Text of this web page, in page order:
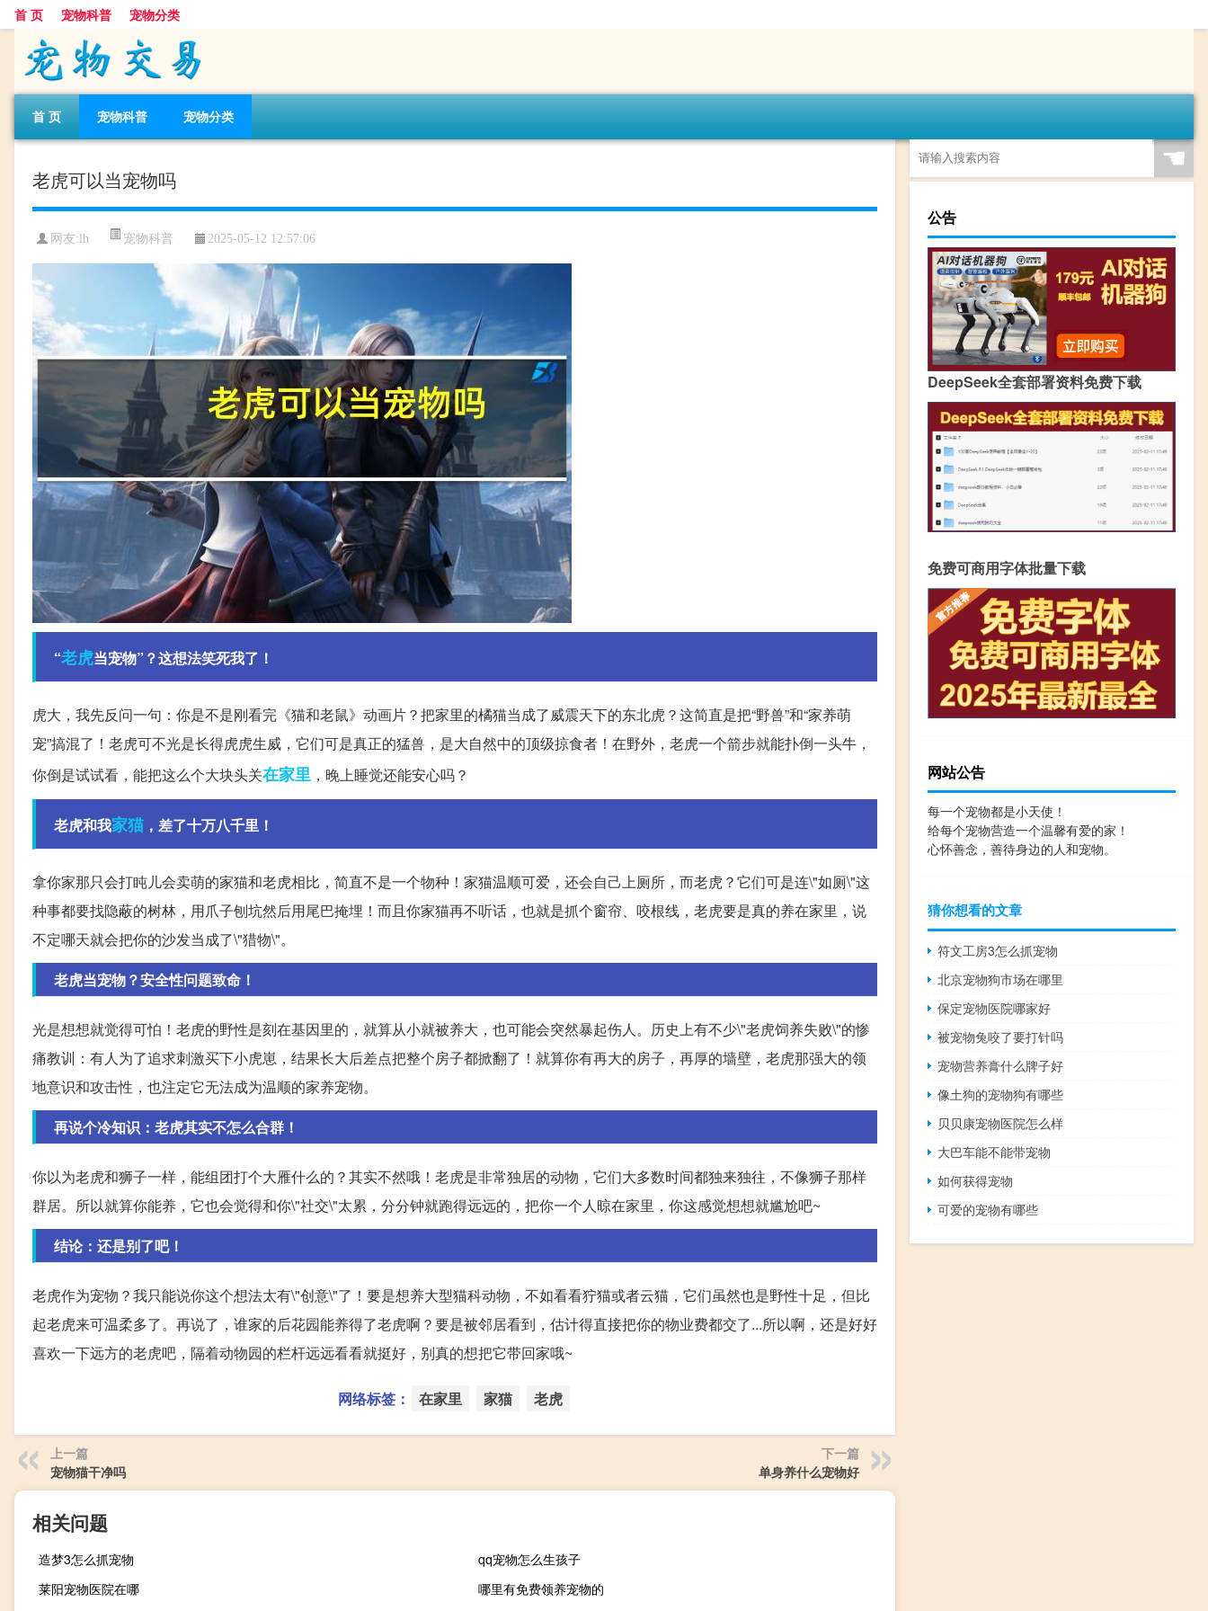
首 页 宠物科普 宠物分类
首 页 宠物科普 宠物分类
老虎可以当宠物吗
网友:lh 宠物科普 2025-05-12 12:57:06
“老虎当宠物”？这想法笑死我了！
虎大，我先反问一句：你是不是刚看完《猫和老鼠》动画片？把家里的橘猫当成了威震天下的东北虎？这简直是把“野兽”和“家养萌
宠”搞混了！老虎可不光是长得虎虎生威，它们可是真正的猛兽，是大自然中的顶级掠食者！在野外，老虎一个箭步就能扑倒一头牛，
你倒是试试看，能把这么个大块头关在家里 ，晚上睡觉还能安心吗？
老虎和我家猫 ，差了十万八千里！
拿你家那只会打盹儿会卖萌的家猫和老虎相比，简直不是一个物种！家猫温顺可爱，还会自己上厕所，而老虎？它们可是连\"如厕\"这
种事都要找隐蔽的树林，用爪子刨坑然后用尾巴掩埋！而且你家猫再不听话，也就是抓个窗帘、咬根线，老虎要是真的养在家里，说
不定哪天就会把你的沙发当成了\"猎物\"。
老虎当宠物？安全性问题致命！
光是想想就觉得可怕！老虎的野性是刻在基因里的，就算从小就被养大，也可能会突然暴起伤人。历史上有不少\"老虎饲养失败\"的惨
痛教训：有人为了追求刺激买下小虎崽，结果长大后差点把整个房子都掀翻了！就算你有再大的房子，再厚的墙壁，老虎那强大的领
地意识和攻击性，也注定它无法成为温顺的家养宠物。
再说个冷知识：老虎其实不怎么合群！
你以为老虎和狮子一样，能组团打个大雁什么的？其实不然哦！老虎是非常独居的动物，它们大多数时间都独来独往，不像狮子那样
群居。所以就算你能养，它也会觉得和你\"社交\"太累，分分钟就跑得远远的，把你一个人晾在家里，你这感觉想想就尴尬吧~
结论：还是别了吧！
老虎作为宠物？我只能说你这个想法太有\"创意\"了！要是想养大型猫科动物，不如看看狞猫或者云猫，它们虽然也是野性十足，但比
起老虎来可温柔多了。再说了，谁家的后花园能养得了老虎啊？要是被邻居看到，估计得直接把你的物业费都交了...所以啊，还是好好
喜欢一下远方的老虎吧，隔着动物园的栏杆远远看看就挺好，别真的想把它带回家哦~
网络标签： 在家里 家猫 老虎
上一篇
宠物猫干净吗
下一篇
单身养什么宠物好
相关问题
造梦3怎么抓宠物
qq宠物怎么生孩子
莱阳宠物医院在哪
哪里有免费领养宠物的
☚
公告
DeepSeek全套部署资料免费下载
免费可商用字体批量下载
网站公告
每一个宠物都是小天使！
给每个宠物营造一个温馨有爱的家！
心怀善念，善待身边的人和宠物。
猜你想看的文章
符文工房3怎么抓宠物
北京宠物狗市场在哪里
保定宠物医院哪家好
被宠物兔咬了要打针吗
宠物营养膏什么牌子好
像土狗的宠物狗有哪些
贝贝康宠物医院怎么样
大巴车能不能带宠物
如何获得宠物
可爱的宠物有哪些